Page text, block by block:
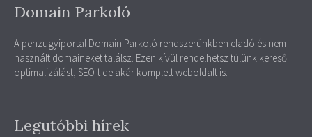
Domain Parkoló
A penzugyiportal Domain Parkoló rendszerünkben eladó és nem
használt domaineket találsz. Ezen kívül rendelhetsz tülünk kereső
optimalizálást, SEO-t de akár komplett weboldalt is.
Legutóbbi hírek